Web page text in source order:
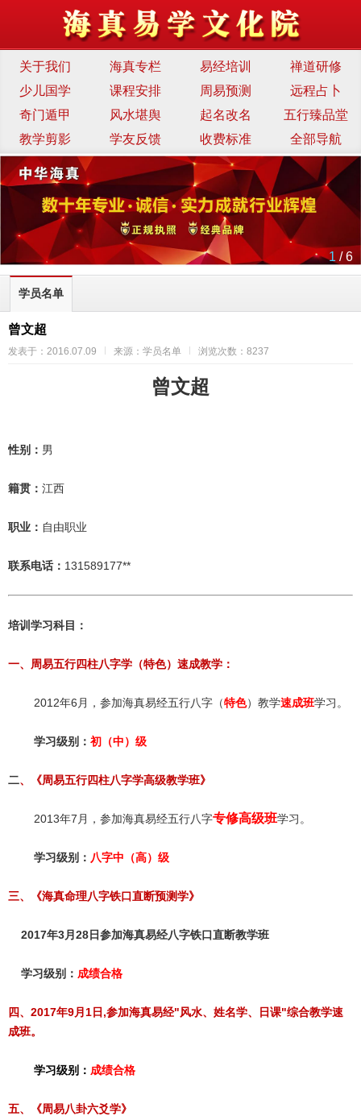
关于我们 海真专栏 易经培训
禅道研修
少儿国学
课程安排 周易预测
远程占卜
奇门遁甲
风水堪舆 起名改名
五行臻品堂
教学剪影
学友反馈 收费标准 全部导航
1 / 6
学员名单
曾文超
发表于：2016.07.09 来源：学员名单 浏览次数：8237
曾文超
性别： 男
籍贯： 江西
职业： 自由职业
联系电话： 131589177**
培训学习科目：
一、 周易五行四柱八字学（特色）速成教学：
2012年6月，参加海真易经五行八字（特色）教学速成班学习。
学习级别： 初（中）级
二、《周易五行四柱八字学高级教学班》
2013年7月，参加海真易经五行八字专修高级班学习。
学习级别： 八字中（高）级
三、《海真命理八字铁口直断预测学》
2017年3月28日参加海真易经八字铁口直断教学班
学习级别： 成绩合格
四、2017年9月1日,参加海真易经"风水、姓名学、日课"综合教学速
成班。
学习级别： 成绩合格
五、《周易八卦六爻学》